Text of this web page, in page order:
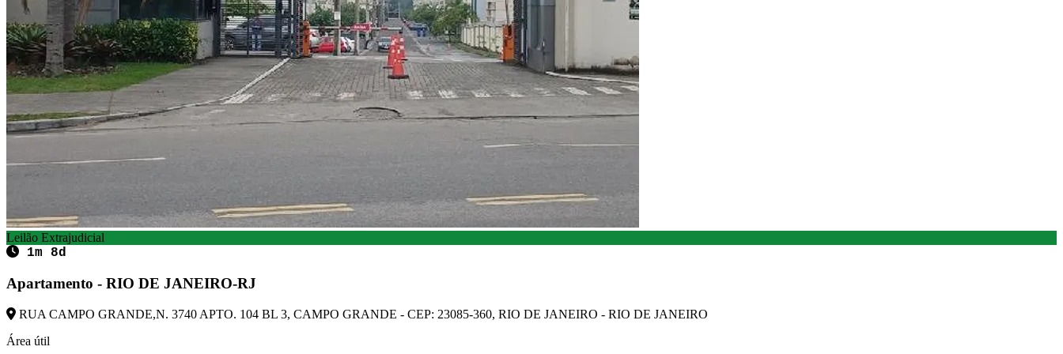
Leilão Extrajudicial
1m 8d
Apartamento - RIO DE JANEIRO-RJ
RUA CAMPO GRANDE,N. 3740 APTO. 104 BL 3, CAMPO GRANDE - CEP: 23085-360, RIO DE JANEIRO - RIO DE JANEIRO
Área útil